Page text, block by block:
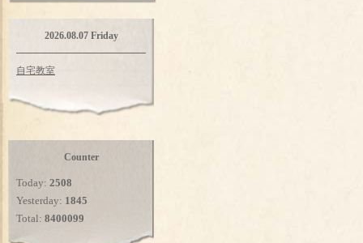
2026.08.07 Friday
自宅教室
Counter
Today: 2508
Yesterday: 1845
Total: 8400099